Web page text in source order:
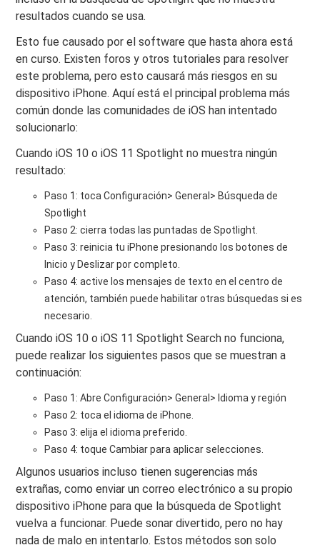
resultados cuando se usa.
Esto fue causado por el software que hasta ahora está
en curso. Existen foros y otros tutoriales para resolver
este problema, pero esto causará más riesgos en su
dispositivo iPhone. Aquí está el principal problema más
común donde las comunidades de iOS han intentado
solucionarlo:
Cuando iOS 10 o iOS 11 Spotlight no muestra ningún
resultado:
Paso 1: toca Configuración> General> Búsqueda de
Spotlight
Paso 2: cierra todas las puntadas de Spotlight.
Paso 3: reinicia tu iPhone presionando los botones de
Inicio y Deslizar por completo.
Paso 4: active los mensajes de texto en el centro de
atención, también puede habilitar otras búsquedas si es
necesario.
Cuando iOS 10 o iOS 11 Spotlight Search no funciona,
puede realizar los siguientes pasos que se muestran a
continuación:
Paso 1: Abre Configuración> General> Idioma y región
Paso 2: toca el idioma de iPhone.
Paso 3: elija el idioma preferido.
Paso 4: toque Cambiar para aplicar selecciones.
Algunos usuarios incluso tienen sugerencias más
extrañas, como enviar un correo electrónico a su propio
dispositivo iPhone para que la búsqueda de Spotlight
vuelva a funcionar. Puede sonar divertido, pero no hay
nada de malo en intentarlo. Estos métodos son solo